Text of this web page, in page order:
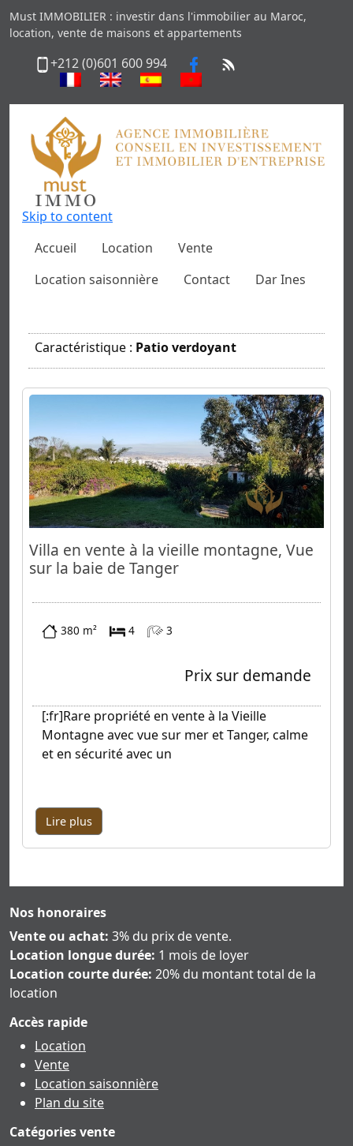
Must IMMOBILIER : investir dans l'immobilier au Maroc,
location, vente de maisons et appartements
+212 (0)601 600 994
Skip to content
Accueil
Location
Vente
Location saisonnière
Contact Dar Ines
Caractéristique : Patio verdoyant
Villa en vente à la vieille montagne, Vue
sur la baie de Tanger
380 m² 4 3
Prix sur demande
[:fr]Rare propriété en vente à la Vieille
Montagne avec vue sur mer et Tanger, calme
et en sécurité avec un
Lire plus
Nos honoraires
Vente ou achat: 3% du prix de vente.
Location longue durée: 1 mois de loyer
Location courte durée: 20% du montant total de la
location
Accès rapide
Location
Vente
Location saisonnière
Plan du site
Catégories vente